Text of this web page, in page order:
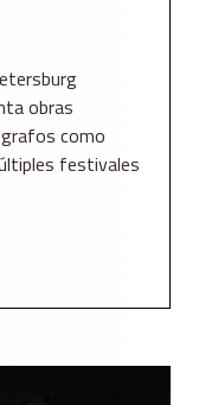
obras
como
festivales